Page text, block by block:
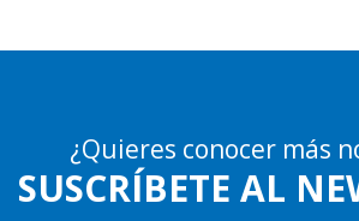
¿Quieres conocer más
SUSCRÍBETE AL